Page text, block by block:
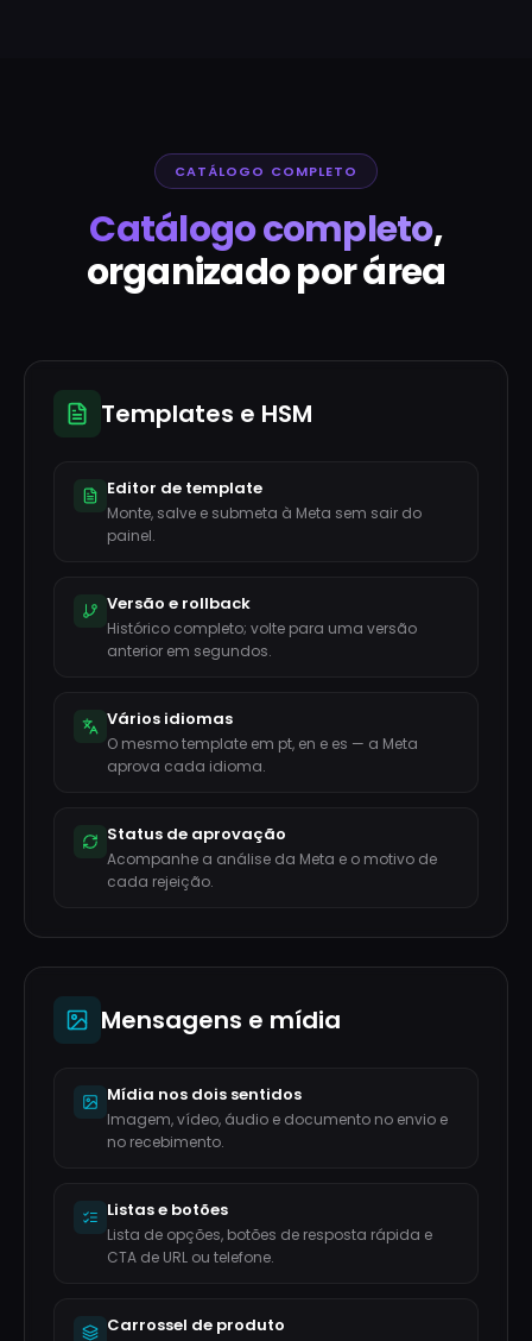
CATÁLOGO COMPLETO
Catálogo completo,
organizado por área
Templates e HSM
Editor de template
Monte, salve e submeta à Meta sem sair do
painel.
Versão e rollback
Histórico completo; volte para uma versão
anterior em segundos.
Vários idiomas
O mesmo template em pt, en e es — a Meta
aprova cada idioma.
Status de aprovação
Acompanhe a análise da Meta e o motivo de
cada rejeição.
Mensagens e mídia
Mídia nos dois sentidos
Imagem, vídeo, áudio e documento no envio e
no recebimento.
Listas e botões
Lista de opções, botões de resposta rápida e
CTA de URL ou telefone.
Carrossel de produto